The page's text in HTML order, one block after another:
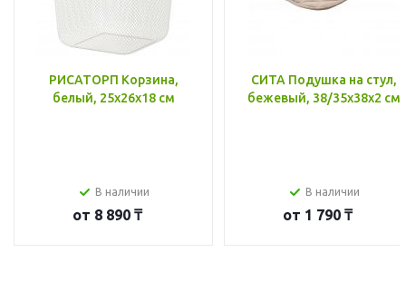
РИСАТОРП Корзина,
белый, 25x26x18 см
В наличии
от 8 890 ₸
СИТА Подушка на стул,
бежевый, 38/35x38x2 см
В наличии
от 1 790 ₸